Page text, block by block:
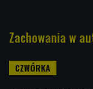
Zachowania w